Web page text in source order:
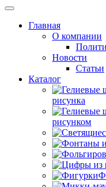
Главная
О компании
Новости
Статьи
Каталог
рисунка
рисунком